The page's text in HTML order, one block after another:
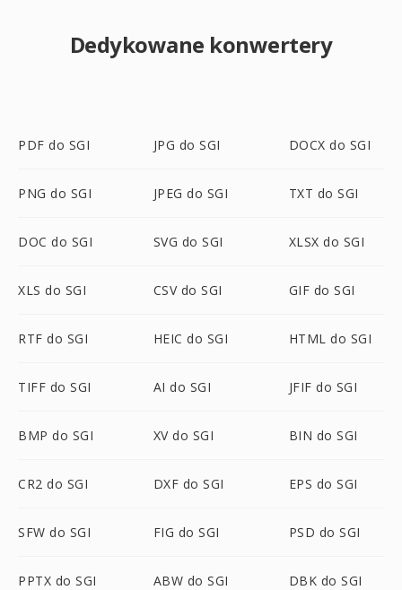
Dedykowane konwertery
PDF do SGI JPG do SGI DOCX do SGI
PNG do SGI JPEG do SGI TXT do SGI
DOC do SGI SVG do SGI XLSX do SGI
XLS do SGI CSV do SGI GIF do SGI
RTF do SGI HEIC do SGI HTML do SGI
TIFF do SGI AI do SGI JFIF do SGI
BMP do SGI XV do SGI BIN do SGI
CR2 do SGI DXF do SGI EPS do SGI
SFW do SGI FIG do SGI PSD do SGI
PPTX do SGI ABW do SGI DBK do SGI